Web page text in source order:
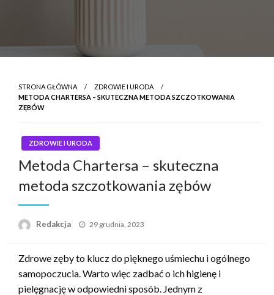
STRONA GŁÓWNA
ZDROWIE I URODA
METODA CHARTERSA – SKUTECZNA METODA SZCZOTKOWANIA
ZĘBÓW
ZDROWIE I URODA
Metoda Chartersa – skuteczna
metoda szczotkowania zębów
Redakcja Napisano
29 grudnia, 2023
Zdrowe zęby to klucz do pięknego uśmiechu i ogólnego
samopoczucia. Warto więc zadbać o ich higienę i
pielęgnację w odpowiedni sposób. Jednym z